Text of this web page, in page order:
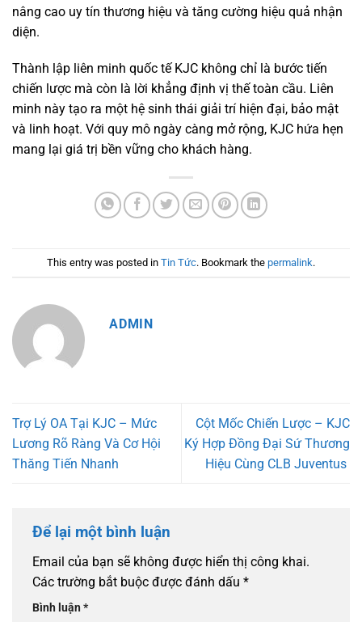
nâng cao uy tín thương hiệu và tăng cường hiệu quả nhận
diện.
Thành lập liên minh quốc tế KJC không chỉ là bước tiến
chiến lược mà còn là lời khẳng định vị thế toàn cầu. Liên
minh này tạo ra một hệ sinh thái giải trí hiện đại, bảo mật
và linh hoạt. Với quy mô ngày càng mở rộng, KJC hứa hẹn
mang lại giá trị bền vững cho khách hàng.
This entry was posted in Tin Tức. Bookmark the permalink.
ADMIN
Trợ Lý OA Tại KJC – Mức
Lương Rõ Ràng Và Cơ Hội
Thăng Tiến Nhanh
Cột Mốc Chiến Lược – KJC
Ký Hợp Đồng Đại Sứ Thương
Hiệu Cùng CLB Juventus
Để lại một bình luận
Email của bạn sẽ không được hiển thị công khai.
Các trường bắt buộc được đánh dấu *
Bình luận*